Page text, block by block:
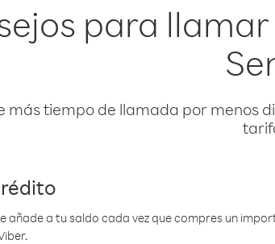
para
más tiempo de llamada por menos
añade a tu saldo cada vez que compres un